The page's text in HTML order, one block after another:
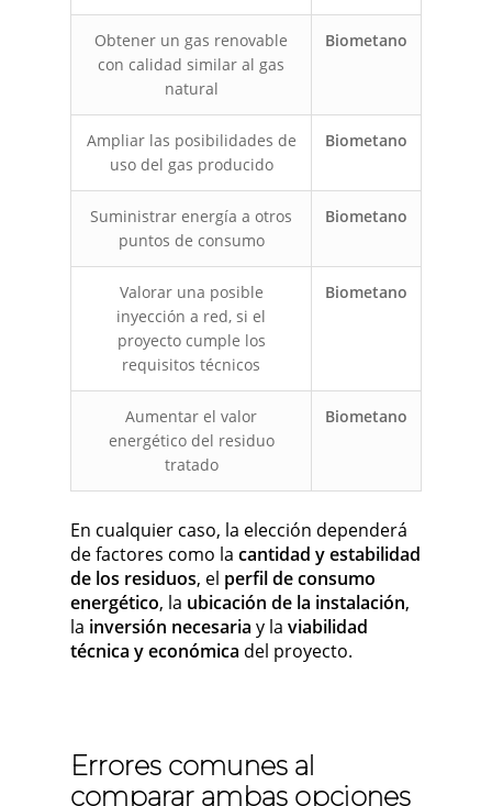
Obtener un gas renovable
con calidad similar al gas
natural
Biometano
Ampliar las posibilidades de
uso del gas producido
Biometano
Suministrar energía a otros
puntos de consumo
Biometano
Valorar una posible
inyección a red, si el
proyecto cumple los
requisitos técnicos
Biometano
Aumentar el valor
energético del residuo
tratado
Biometano
En cualquier caso, la elección dependerá
de factores como la cantidad y estabilidad
de los residuos, el perfil de consumo
energético, la ubicación de la instalación,
la inversión necesaria y la viabilidad
técnica y económica del proyecto.
Errores comunes al
comparar ambas opciones